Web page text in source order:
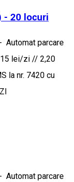
- 20 locuri
Automat parcare
lei/zi // 2,20
la nr. 7420 cu
Automat parcare